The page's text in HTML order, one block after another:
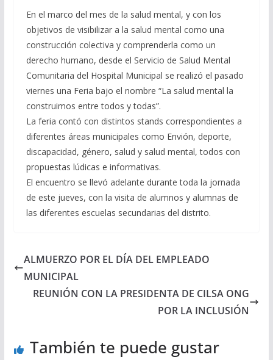
En el marco del mes de la salud mental, y con los
objetivos de visibilizar a la salud mental como una
construcción colectiva y comprenderla como un
derecho humano, desde el Servicio de Salud Mental
Comunitaria del Hospital Municipal se realizó el pasado
viernes una Feria bajo el nombre “La salud mental la
construimos entre todos y todas”.
La feria contó con distintos stands correspondientes a
diferentes áreas municipales como Envión, deporte,
discapacidad, género, salud y salud mental, todos con
propuestas lúdicas e informativas.
El encuentro se llevó adelante durante toda la jornada
de este jueves, con la visita de alumnos y alumnas de
las diferentes escuelas secundarias del distrito.
ALMUERZO POR EL DÍA DEL EMPLEADO
MUNICIPAL
REUNIÓN CON LA PRESIDENTA DE CILSA ONG
POR LA INCLUSIÓN
También te puede gustar